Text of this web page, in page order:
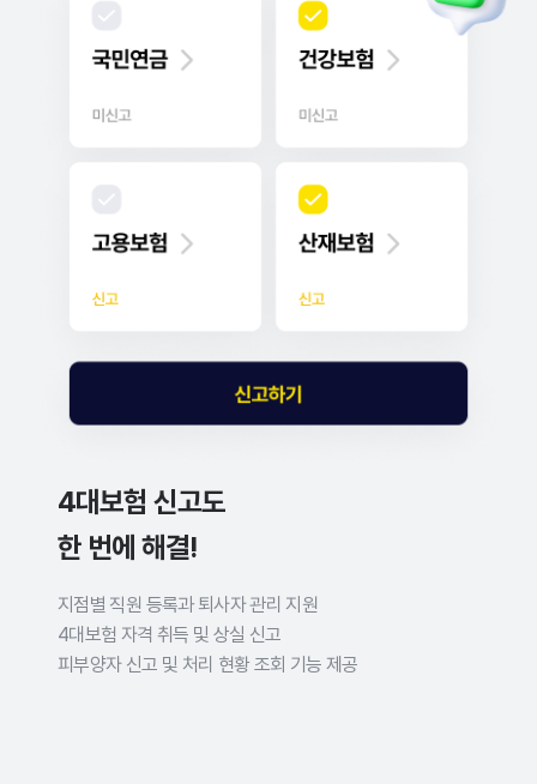
4대보험 신고도
한 번에 해결!
지점별 직원 등록과 퇴사자 관리 지원
4대보험 자격 취득 및 상실 신고
피부양자 신고 및 처리 현황 조회 기능 제공